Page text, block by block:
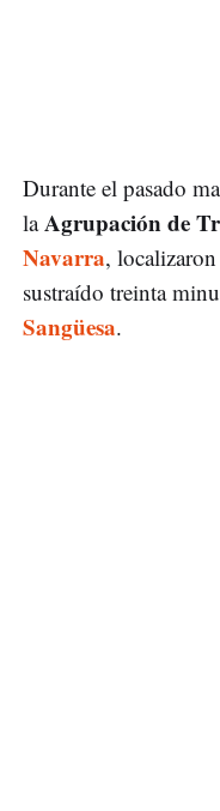
Durante el pasado
laAgrupación de
Navarra,
sustraído treinta
Sangüesa.